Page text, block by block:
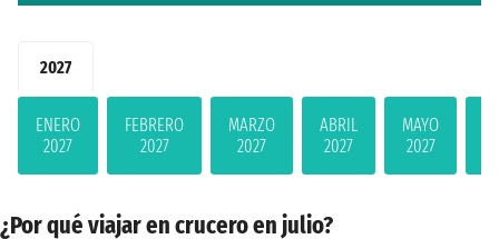
2027
ENERO
2027
FEBRERO
2027
MARZO
2027
ABRIL
2027
MAYO
2027
¿Por qué viajar en crucero en julio?